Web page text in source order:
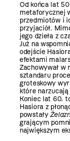
Od końca lat
metaforycznej
przedmiotów i
przyjaciół.
jego dzieła z
Już na
odejście
efektami
Zachowywał
sztandaru
groteskowy
które
Koniec lat 60.
Hasiora z
powstały
grającym
największym